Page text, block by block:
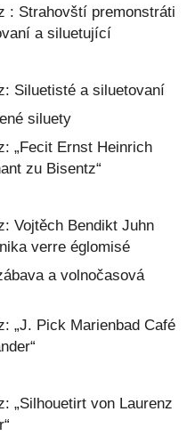
: Strahovští premonstráti
a siluetující
Siluetisté a siluetovaní
siluety
„Fecit Ernst Heinrich
zu Bisentz“
Vojtěch Bendikt Juhn
verre églomisé
a volnočasová
„J. Pick Marienbad Café
„Silhouetirt von Laurenz